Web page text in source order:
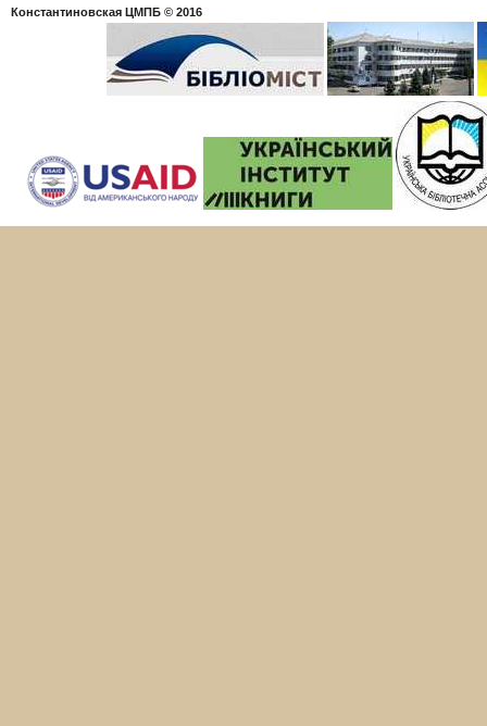
Константиновская ЦМПБ © 2016